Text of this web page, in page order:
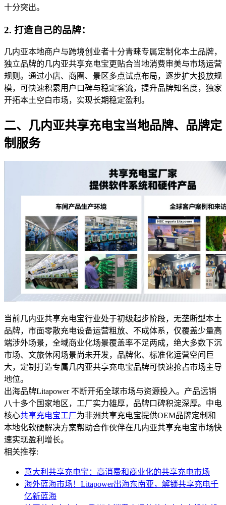
十分突出。
2. 打造自己的品牌：
几内亚本地商户与跨境创业者十分青睐专属定制化本土品牌，
独立品牌的几内亚共享充电宝更贴合当地消费审美与市场运营
规则。通过小店、商圈、景区多点试点布局，逐步扩大投放规
模，可快速积累用户口碑与稳定客流，提升品牌知名度，独家
开拓本土空白市场，实现长期稳定盈利。
二、几内亚共享充电宝当地品牌、品牌定
制服务
当前几内亚共享充电宝行业处于初级起步阶段，无垄断型本土
品牌，市面零散充电设备运营粗放、不成体系，仅覆盖少量高
端涉外场景，全域商业化场景覆盖率不足两成，绝大多数下沉
市场、文旅休闲场景尚未开发，品牌化、标准化运营空间巨
大，定制打造专属几内亚共享充电宝品牌可快速抢占市场主导
地位。
出海品牌Litapower 不断开拓全球市场与资源投入。产品远销
八十多个国家地区，工厂实力雄厚，品牌口碑积淀深厚。中电
核心共享充电宝工厂为非洲共享充电宝提供OEM品牌定制和
本地化软硬解决方案帮助合作伙伴在几内亚共享充电宝市场快
速实现盈利增长。
相关推荐:
意大利共享充电宝：高消费和商业化的共享充电市场
海外蓝海市场！Litapower出海东南亚，解锁共享充电千
亿新蓝海